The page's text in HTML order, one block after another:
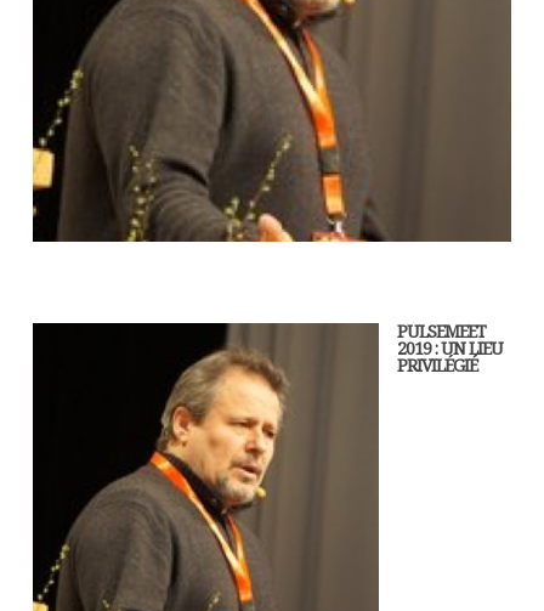
PULSEMEET
2019 : UN LIEU
PRIVILÉGIÉ